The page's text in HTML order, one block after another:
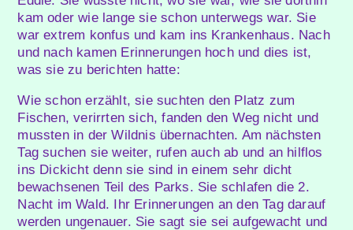
kam oder wie lange sie schon unterwegs war. Sie
war extrem konfus und kam ins Krankenhaus. Nach
und nach kamen Erinnerungen hoch und dies ist,
was sie zu berichten hatte:
Wie schon erzählt, sie suchten den Platz zum
Fischen, verirrten sich, fanden den Weg nicht und
mussten in der Wildnis übernachten. Am nächsten
Tag suchen sie weiter, rufen auch ab und an hilflos
ins Dickicht denn sie sind in einem sehr dicht
bewachsenen Teil des Parks. Sie schlafen die 2.
Nacht im Wald. Ihr Erinnerungen an den Tag darauf
werden ungenauer. Sie sagt sie sei aufgewacht und